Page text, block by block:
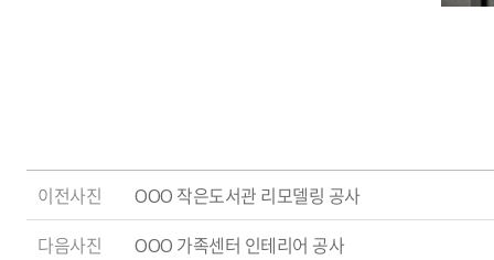
이전사진 OOO 작은도서관 리모델링 공사
다음사진 OOO 가족센터 인테리어 공사